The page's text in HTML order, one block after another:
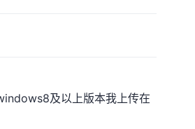
windows8及以上版本我上传在